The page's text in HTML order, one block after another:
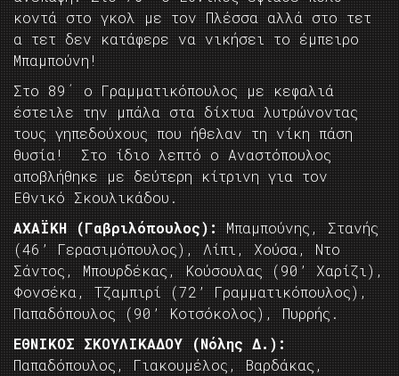
κοντά στο γκολ με τον Πλέσσα αλλά στο τετ
α τετ δεν κατάφερε να νικήσει το έμπειρο
Μπαμπούνη!
Στο 89΄ ο Γραμματικόπουλος με κεφαλιά
έστειλε την μπάλα στα δίχτυα λυτρώνοντας
τους γηπεδούχους που ήθελαν τη νίκη πάση
θυσία! Στο ίδιο λεπτό ο Αναστόπουλος
αποβλήθηκε με δεύτερη κίτρινη για τον
Εθνικό Σκουλικάδου.
ΑΧΑΪΚΗ (Γαβριλόπουλος):
Μπαμπούνης, Στανής
(46’ Γερασιμόπουλος), Λίπι, Χούσα, Ντο
Σάντος, Μπουρδέκας, Κούσουλας (90’ Χαρίζι),
Φονσέκα, Τζαμπιρί (72’ Γραμματικόπουλος),
Παπαδόπουλος (90’ Κοτσόκολος), Πυρρής.
ΕΘΝΙΚΟΣ ΣΚΟΥΛΙΚΑΔΟΥ (Νόλης Δ.):
Παπαδόπουλος, Γιακουμέλος, Βαρδάκας,